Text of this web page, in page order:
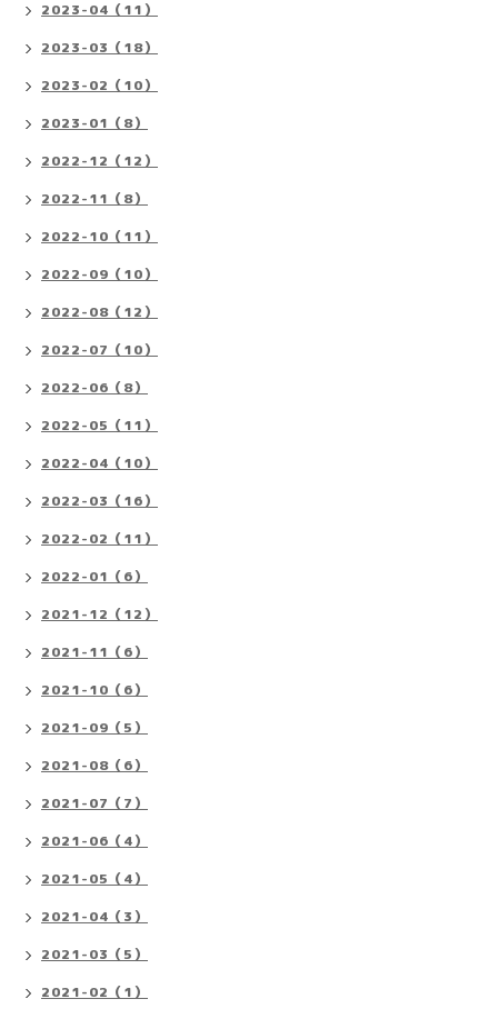
2023-04（11）
2023-03（18）
2023-02（10）
2023-01（8）
2022-12（12）
2022-11（8）
2022-10（11）
2022-09（10）
2022-08（12）
2022-07（10）
2022-06（8）
2022-05（11）
2022-04（10）
2022-03（16）
2022-02（11）
2022-01（6）
2021-12（12）
2021-11（6）
2021-10（6）
2021-09（5）
2021-08（6）
2021-07（7）
2021-06（4）
2021-05（4）
2021-04（3）
2021-03（5）
2021-02（1）